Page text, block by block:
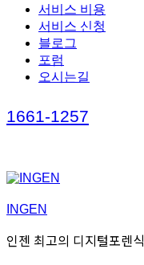
서비스 비용
서비스 신청
블로그
포럼
오시는길
Call
1661-1257
INGEN
인젠 최고의 디지털포렌